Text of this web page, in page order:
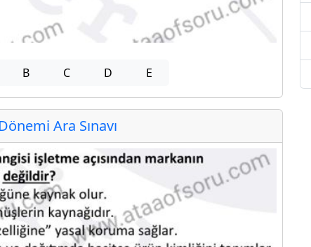
B C D E
Ara Sınavı